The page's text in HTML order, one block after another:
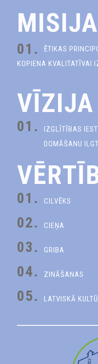
MISIJA
01.
ĒTIKAS
KOPIENA KVALITATĪVAI
VĪZIJA
01.
IZGLĪTĪBAS
DOMĀŠANU
01. CILVĒKS
02. CIEŅA
03. GRIBA
04. ZINĀŠANAS
05. LATVISKĀ